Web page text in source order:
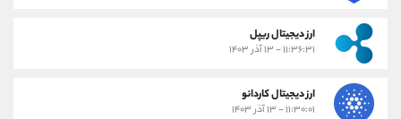
ارز دیجیتال ریپل
۱۱:۳۶:۳۱ - ۱۳ آذر ۱۴۰۳
ارز دیجیتال کاردانو
۱۱:۳۰:۰۱ - ۱۳ آذر ۱۴۰۳